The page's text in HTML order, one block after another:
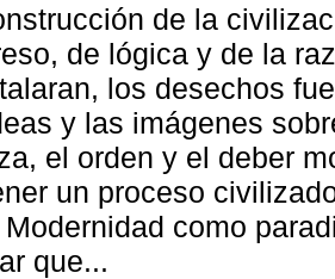
de la
de lógica y de la
los desechos
y las imágenes
el orden y el deber
un proceso
como
que...